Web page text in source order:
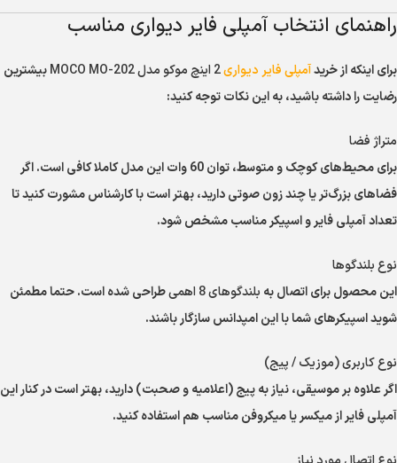
راهنمای انتخاب آمپلی فایر دیواری مناسب
برای اینکه از خریدآمپلی فایر دیواری
بیشترین
رضایت را داشته باشید، به این نکات توجه کنید:
متراژ فضا
برای محیط‌های کوچک و متوسط، توان 60 وات این مدل کاملا کافی است. اگر
فضاهای بزرگ‌تر یا چند زون صوتی دارید، بهتر است با کارشناس مشورت کنید تا
تعداد آمپلی فایر و اسپیکر مناسب مشخص شود.
نوع بلندگوها
این محصول برای اتصال به بلندگوهای 8 اهمی
طراحی شده است. حتما مطمئن
شوید اسپیکرهای شما با این امپدانس سازگار باشند.
نوع کاربری (موزیک / پیج)
اگر علاوه بر موسیقی، نیاز به پیج (اعلامیه و صحبت) دارید، بهتر است در کنار این
آمپلی فایر از میکسر یا میکروفن مناسب هم استفاده کنید.